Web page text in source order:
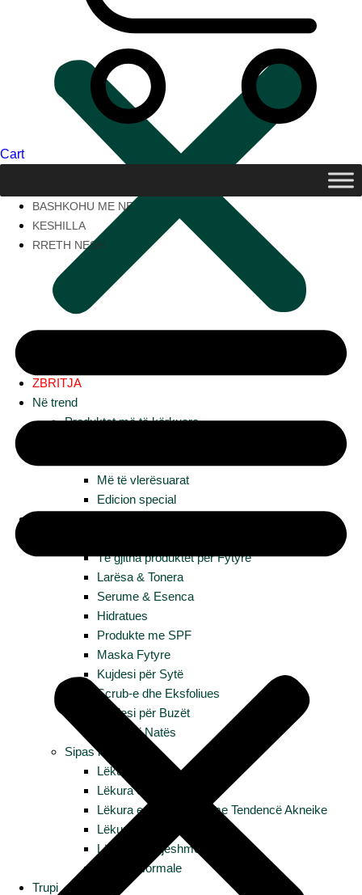
ZBRITJA
Në trend
Produktet më të kërkuara
Më të vlerësuarat
Edicion special
Të gjitha produktet për Fytyrë
Larësa & Tonera
Serume & Esenca
Hidratues
Produkte me SPF
Maska Fytyre
Kujdesi për Sytë
Scrub-e dhe Eksfoliues
Kujdesi për Buzët
Kujdesi i Natës
Sipas lëkurës
Lëkura Mikse
Lëkura e thatë
Lëkura e Yndyrshme me Tendencë Akneike
Lëkura e Lodhur
Lëkura e Ndjeshme
Lëkura Normale
Trupi
Cart
BASHKOHU ME NE
KESHILLA
RRETH NESH